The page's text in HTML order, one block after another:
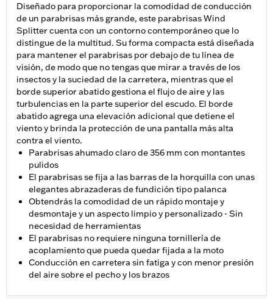
Diseñado para proporcionar la comodidad de conducción
de un parabrisas más grande, este parabrisas Wind
Splitter cuenta con un contorno contemporáneo que lo
distingue de la multitud. Su forma compacta está diseñada
para mantener el parabrisas por debajo de tu línea de
visión, de modo que no tengas que mirar a través de los
insectos y la suciedad de la carretera, mientras que el
borde superior abatido gestiona el flujo de aire y las
turbulencias en la parte superior del escudo. El borde
abatido agrega una elevación adicional que detiene el
viento y brinda la protección de una pantalla más alta
contra el viento.
Parabrisas ahumado claro de 356 mm con montantes
pulidos
El parabrisas se fija a las barras de la horquilla con unas
elegantes abrazaderas de fundición tipo palanca
Obtendrás la comodidad de un rápido montaje y
desmontaje y un aspecto limpio y personalizado - Sin
necesidad de herramientas
El parabrisas no requiere ninguna tornillería de
acoplamiento que pueda quedar fijada a la moto
Conducción en carretera sin fatiga y con menor presión
del aire sobre el pecho y los brazos